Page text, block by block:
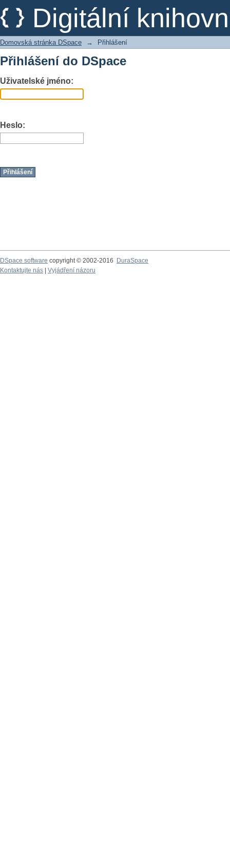
Digitální
Přihlášení
Domovská stránka DSpace → Přihlášení
Přihlášení do DSpace
Uživatelské jméno:
Heslo:
DSpace software copyright © 2002-2016
DuraSpace
Kontaktujte nás
Vyjádření názoru